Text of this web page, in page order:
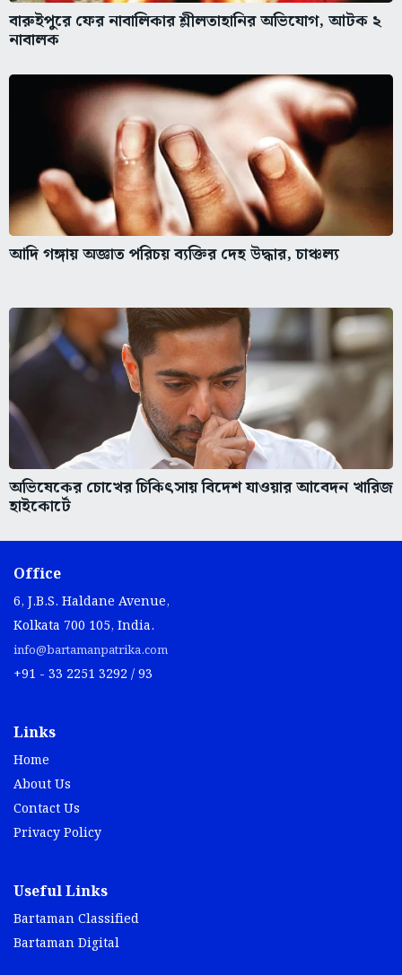
বারুইপুরে ফের নাবালিকার শ্লীলতাহানির অভিযোগ, আটক ২
নাবালক
আদি গঙ্গায় অজ্ঞাত পরিচয় ব্যক্তির দেহ উদ্ধার, চাঞ্চল্য
অভিষেকের চোখের চিকিৎসায় বিদেশ যাওয়ার আবেদন খারিজ
হাইকোর্টে
Office
6, J.B.S. Haldane Avenue,
Kolkata 700 105, India.
info@bartamanpatrika.com
+91 - 33 2251 3292 / 93
Links
Home
About Us
Contact Us
Privacy Policy
Useful Links
Bartaman Classified
Bartaman Digital